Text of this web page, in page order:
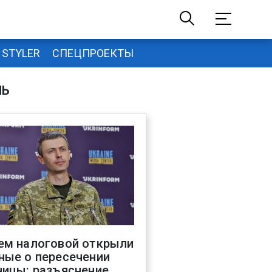
STYLER СПЕЦПРОЕКТЫ
налоговой открыли
о пересечении